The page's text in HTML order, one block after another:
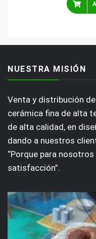
NUESTRA MISIÓN
Venta y distribución
cerámica fina de alta
de alta calidad, en
dando a nuestros
“Porque para
satisfacción”.